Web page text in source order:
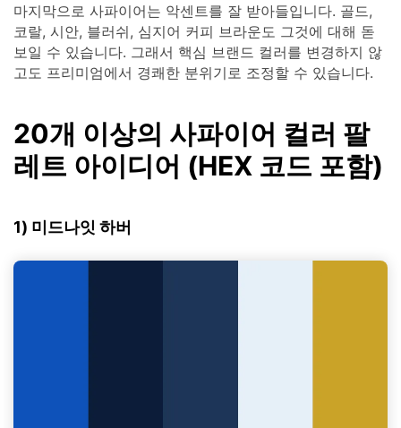
마지막으로 사파이어는 악센트를 잘 받아들입니다. 골드,
코랄, 시안, 블러쉬, 심지어 커피 브라운도 그것에 대해 돋
보일 수 있습니다. 그래서 핵심 브랜드 컬러를 변경하지 않
고도 프리미엄에서 경쾌한 분위기로 조정할 수 있습니다.
20개 이상의 사파이어 컬러 팔
레트 아이디어 (HEX 코드 포함)
1) 미드나잇 하버